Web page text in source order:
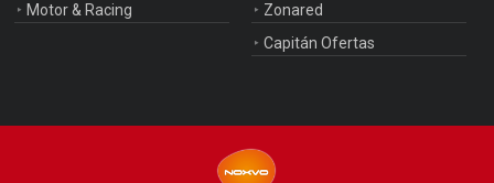
Motor & Racing
Zonared
Capitán Ofertas